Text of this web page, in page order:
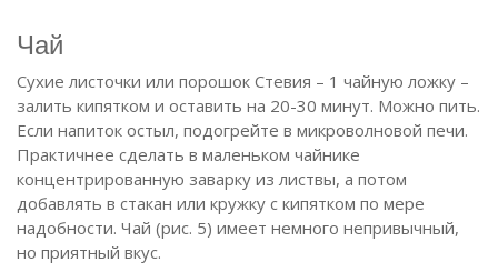
Чай
Сухие листочки или порошок Стевия – 1 чайную ложку –
залить кипятком и оставить на 20-30 минут. Можно пить.
Если напиток остыл, подогрейте в микроволновой печи.
Практичнее сделать в маленьком чайнике
концентрированную заварку из листвы, а потом
добавлять в стакан или кружку с кипятком по мере
надобности. Чай (рис. 5) имеет немного непривычный,
но приятный вкус.